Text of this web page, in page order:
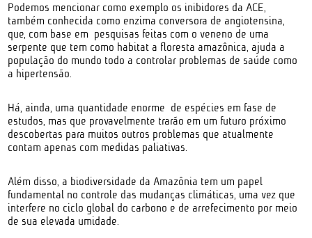
Podemos mencionar como exemplo os inibidores da ACE,
também conhecida como enzima conversora de angiotensina,
que, com base em pesquisas feitas com o veneno de uma
serpente que tem como habitat a floresta amazônica, ajuda a
população do mundo todo a controlar problemas de saúde como
a hipertensão.
Há, ainda, uma quantidade enorme de espécies em fase de
estudos, mas que provavelmente trarão em um futuro próximo
descobertas para muitos outros problemas que atualmente
contam apenas com medidas paliativas.
Além disso, a biodiversidade da Amazônia tem um papel
fundamental no controle das mudanças climáticas, uma vez que
interfere no ciclo global do carbono e de arrefecimento por meio
de sua elevada umidade.